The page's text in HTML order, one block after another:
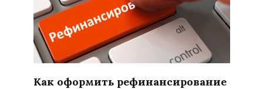
Как оформить рефинансирование